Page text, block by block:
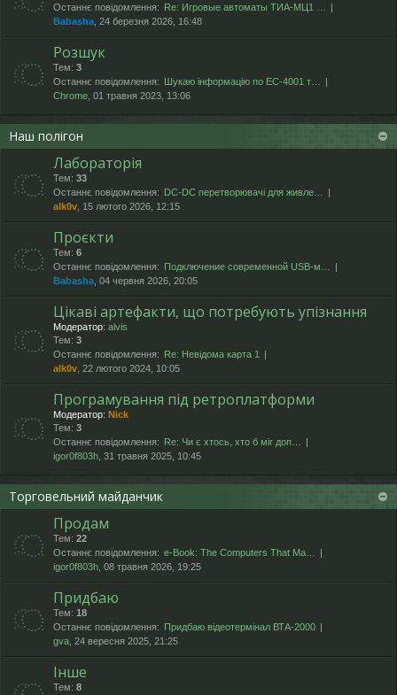
Останнє повідомлення:
Re: Игровые автоматы ТИА-МЦ1 …
Babasha , 24 березня 2026, 16:48
Розшук
Тем: 3
Останнє повідомлення:
Шукаю інформацію по ЕС-4001 т…
Chrome , 01 травня 2023, 13:06
Наш полігон
Лабораторія
Тем: 33
Останнє повідомлення:
DC-DC перетворювачі для живле…
alk0v , 15 лютого 2026, 12:15
Проєкти
Тем: 6
Останнє повідомлення:
Подключение современной USB-м…
Babasha , 04 червня 2026, 20:05
Цікаві артефакти, що потребують упізнання
Модератор: alvis
Тем: 3
Останнє повідомлення:
Re: Невідома карта 1
alk0v , 22 лютого 2024, 10:05
Програмування під ретроплатформи
Модератор: Nick
Тем: 3
Останнє повідомлення:
Re: Чи є хтось, хто б міг доп…
igor0f803h , 31 травня 2025, 10:45
Торговельний майданчик
Продам
Тем: 22
Останнє повідомлення: e-Book: The Computers That Ma…
igor0f803h , 08 травня 2026, 19:25
Придбаю
Тем: 18
Останнє повідомлення:
Придбаю відеотермінал ВТА-2000
gva , 24 вересня 2025, 21:25
Інше
Тем: 8